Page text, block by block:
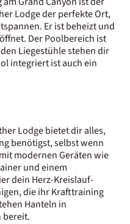
Lodge der perfekte Ort,
Er ist beheizt und
Der Poolbereich ist
Liegestühle stehen dir
integriert ist auch ein
Lodge bietet dir alles,
benötigst, selbst wenn
modernen Geräten wie
und einem
dein Herz-Kreislauf-
die ihr Krafttraining
Hanteln in
bereit.